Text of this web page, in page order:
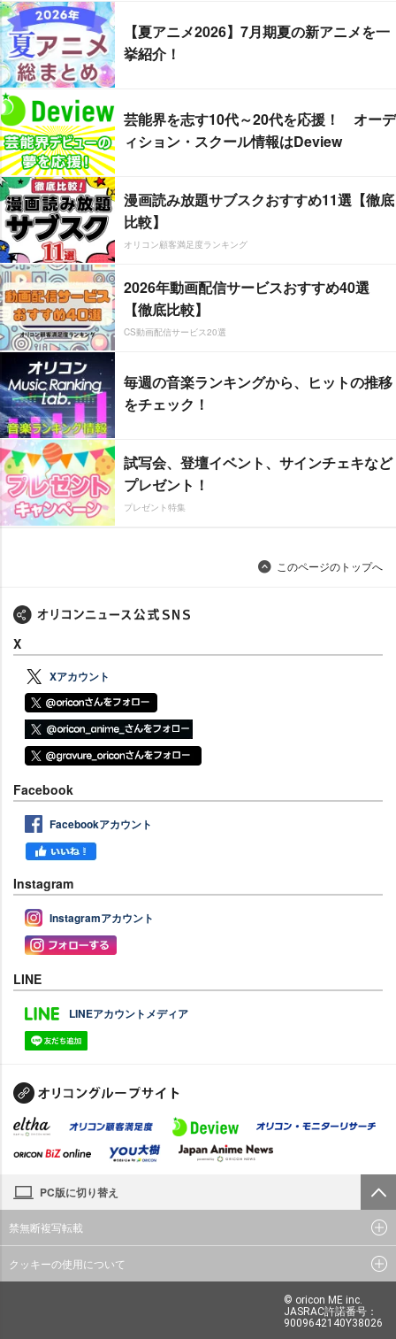
【夏アニメ2026】7月期夏の新アニメを一
挙紹介！
芸能界を志す10代～20代を応援！ オーデ
ィション・スクール情報はDeview
漫画読み放題サブスクおすすめ11選【徹底
比較】
オリコン顧客満足度ランキング
2026年動画配信サービスおすすめ40選
【徹底比較】
CS動画配信サービス20選
毎週の音楽ランキングから、ヒットの推移
をチェック！
試写会、登壇イベント、サインチェキなど
プレゼント！
プレゼント特集
このページのトップへ
X
Xアカウント
Facebook
Facebookアカウント
Instagram
Instagramアカウント
LINE
LINEアカウントメディア
PC版に切り替え
禁無断複写転載
クッキーの使用について
© oricon ME inc.
JASRAC許諾番号：
9009642140Y38026